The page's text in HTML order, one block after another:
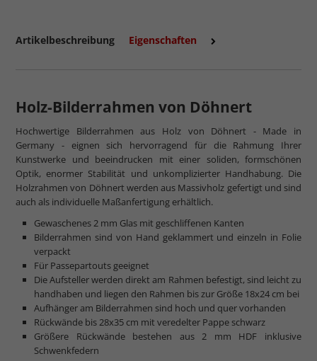
mehr zum Normalglas
Artikelbeschreibung Eigenschaften
Holz-Bilderrahmen von Döhnert
Hochwertige Bilderrahmen aus Holz von Döhnert - Made in
Germany - eignen sich hervorragend für die Rahmung Ihrer
Kunstwerke und beeindrucken mit einer soliden, formschönen
Optik, enormer Stabilität und unkomplizierter Handhabung. Die
Holzrahmen von Döhnert werden aus Massivholz gefertigt und sind
auch als individuelle Maßanfertigung erhältlich.
Gewaschenes 2 mm Glas mit geschliffenen Kanten
Bilderrahmen sind von Hand geklammert und einzeln in Folie
verpackt
Für Passepartouts geeignet
Die Aufsteller werden direkt am Rahmen befestigt, sind leicht zu
handhaben und liegen den Rahmen bis zur Größe 18x24 cm bei
Aufhänger am Bilderrahmen sind hoch und quer vorhanden
Rückwände bis 28x35 cm mit veredelter Pappe schwarz
Größere Rückwände bestehen aus 2 mm HDF inklusive
Schwenkfedern